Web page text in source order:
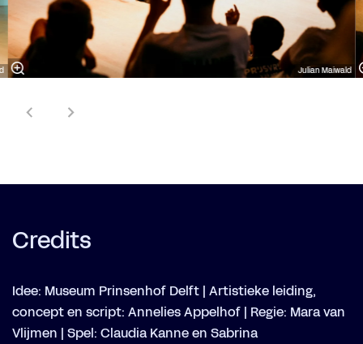
Julian Maiwald
Credits
Idee: Museum Prinsenhof Delft | Artistieke leiding,
concept en script: Annelies Appelhof | Regie: Mara van
Vlijmen | Spel: Claudia Kanne en Sabrina